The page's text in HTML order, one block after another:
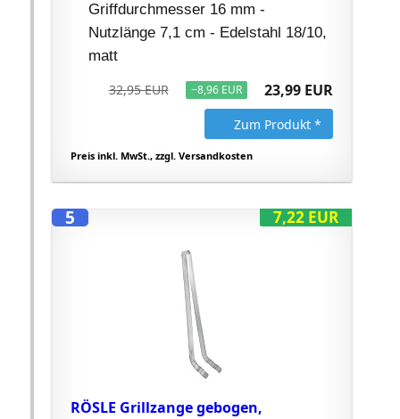
Griffdurchmesser 16 mm -
Nutzlänge 7,1 cm - Edelstahl 18/10,
matt
32,95 EUR −8,96 EUR 23,99 EUR
Zum Produkt *
Preis inkl. MwSt., zzgl. Versandkosten
7,22 EUR
5
RÖSLE Grillzange gebogen,